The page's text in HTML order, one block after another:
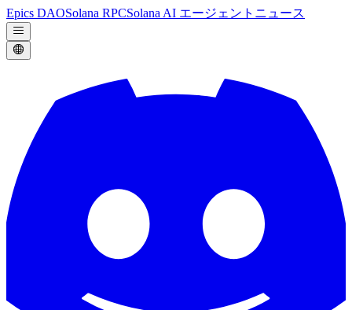
Epics DAOSolana RPCSolana AI エージェント ニュース